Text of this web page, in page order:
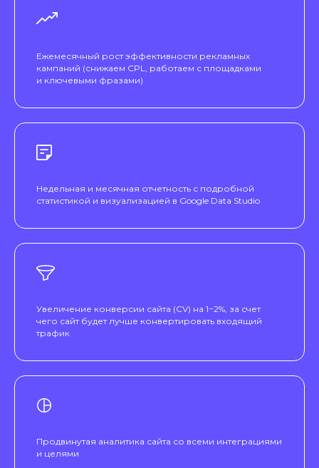
Ежемесячный рост эффективности рекламных
кампаний (снижаем CPL, работаем с площадками
и ключевыми фразами)
Недельная и месячная отчетность с подробной
статистикой и визуализацией в Google Data Studio
Увеличение конверсии сайта (CV) на 1−2%, за счет
чего сайт будет лучше конвертировать входящий
трафик
Продвинутая аналитика сайта со всеми интеграциями
и целями